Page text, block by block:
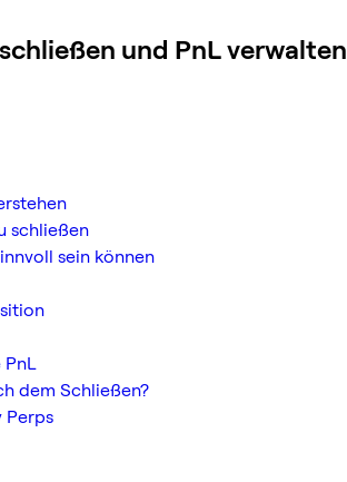
und PnL verwalten
schließen
sein können
PnL
dem Schließen?
Perps